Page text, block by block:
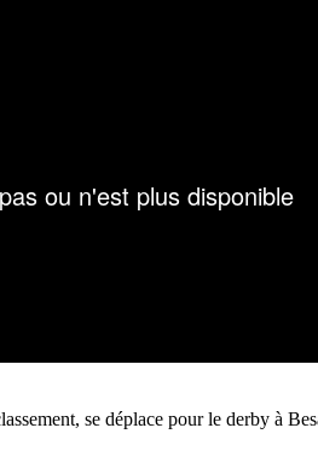
se déplace pour le derby à